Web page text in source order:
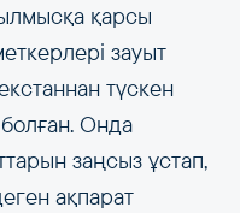
қарсы
зауыт
түскен
Онда
заңсыз ұстап,
ақпарат